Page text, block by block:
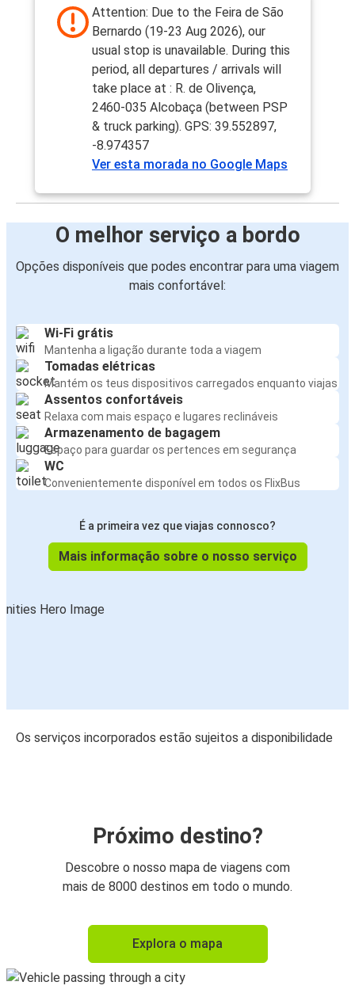
Attention: Due to the Feira de São
Bernardo (19-23 Aug 2026), our
usual stop is unavailable. During this
period, all departures / arrivals will
take place at : R. de Olivença,
2460-035 Alcobaça (between PSP
& truck parking). GPS: 39.552897,
-8.974357
Ver esta morada no Google Maps
O melhor serviço a bordo
Opções disponíveis que podes encontrar para uma viagem
mais confortável:
Wi-Fi grátis
Mantenha a ligação durante toda a viagem
Tomadas elétricas
Mantém os teus dispositivos carregados enquanto viajas
Assentos confortáveis
Relaxa com mais espaço e lugares reclináveis
Armazenamento de bagagem
Espaço para guardar os pertences em segurança
WC
Convenientemente disponível em todos os FlixBus
É a primeira vez que viajas connosco?
Mais informação sobre o nosso serviço
Os serviços incorporados estão sujeitos a disponibilidade
Próximo destino?
Descobre o nosso mapa de viagens com
mais de 8000 destinos em todo o mundo.
Explora o mapa